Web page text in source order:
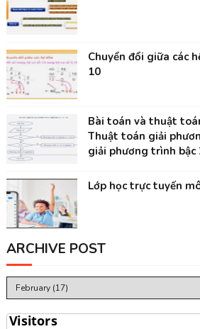
Chuyển đổi giữa các
10
Bài toán và thuật
Thuật toán giải
giải phương trình bậc
Lớp học trực tuyến
ARCHIVE POST